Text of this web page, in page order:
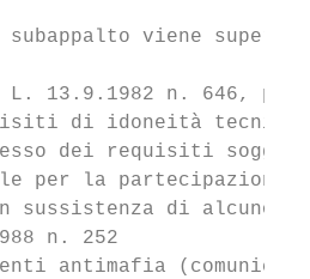
subappalto viene
L. 13.9.1982 n. 646,
di idoneità tecnica
dei requisiti
per la partecipazione
sussistenza di alcuno
n. 252
antimafia